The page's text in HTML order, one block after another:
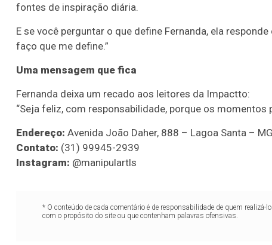
fontes de inspiração diária.
E se você perguntar o que define Fernanda, ela
faço que me define.”
Uma mensagem que fica
Fernanda deixa um recado aos leitores da Impactto:
“Seja feliz, com responsabilidade, porque os momentos
Endereço: Avenida João Daher, 888 – Lagoa Santa – MG
Contato: (31) 99945-2939
Instagram: @manipulartls
* O conteúdo de cada comentário é de responsabilidade de quem
com o propósito do site ou que contenham palavras ofensivas.